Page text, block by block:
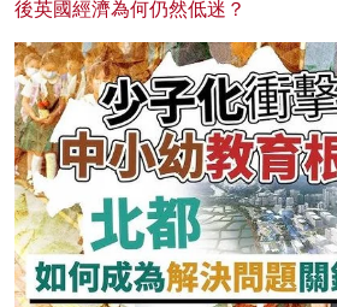
後英國經濟為何仍然低迷？